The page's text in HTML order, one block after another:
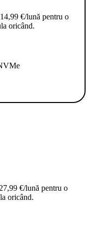
€/lună pentru o
oricând.
€/lună pentru o
oricând.